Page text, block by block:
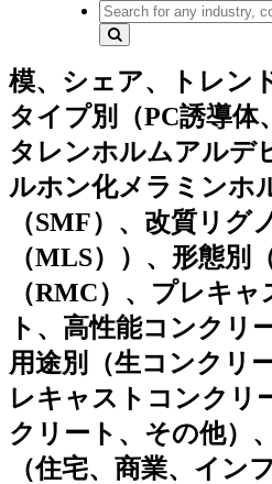
模、シェア、トレン
タイプ別（PC誘導体
タレンホルムアルデ
ルホン化メラミンホ
（SMF）、改質リグ
（MLS））、形態別
（RMC）、プレキ
ト、高性能コンクリ
用途別（生コンクリ
レキャストコンクリ
クリート、その他）
（住宅、商業、イン